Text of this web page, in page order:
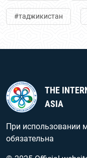
#таджикистан
THE
ASIA
При использовании
обязательна